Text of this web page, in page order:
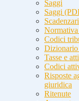
Saggi
Saggi
Codici
Tasse e
Codici
Risposte
giuridica
Ritenute